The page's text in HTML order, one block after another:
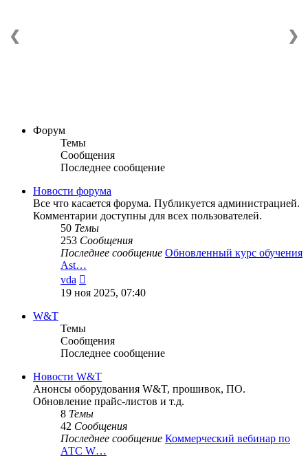
❮ ❯
Форум
Темы
Сообщения
Последнее сообщение
Новости форума
Все что касается форума. Публикуется администрацией.
Комментарии доступны для всех пользователей.
50 Темы
253 Сообщения
Последнее сообщение Обновленный курс обучения
Ast…
vda
к
последнему
19 ноя 2025, 07:40
W&T
Темы
Сообщения
Последнее сообщение
Новости W&T
Анонсы оборудования W&T, прошивок, ПО.
Обновление прайс-листов и т.д.
8 Темы
42 Сообщения
Последнее сообщение Коммерческий вебинар по
АТС W…